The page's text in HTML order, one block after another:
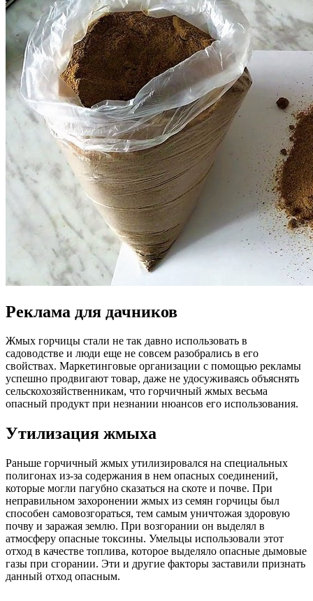
Реклама для дачников
Жмых горчицы стали не так давно использовать в
садоводстве и люди еще не совсем разобрались в его
свойствах. Маркетинговые организации с помощью рекламы
успешно продвигают товар, даже не удосуживаясь объяснять
сельскохозяйственникам, что горчичный жмых весьма
опасный продукт при незнании нюансов его использования.
Утилизация жмыха
Раньше горчичный жмых утилизировался на специальных
полигонах из-за содержания в нем опасных соединений,
которые могли пагубно сказаться на скоте и почве. При
неправильном захоронении жмых из семян горчицы был
способен самовозгораться, тем самым уничтожая здоровую
почву и заражая землю. При возгорании он выделял в
атмосферу опасные токсины. Умельцы использовали этот
отход в качестве топлива, которое выделяло опасные дымовые
газы при сгорании. Эти и другие факторы заставили признать
данный отход опасным.